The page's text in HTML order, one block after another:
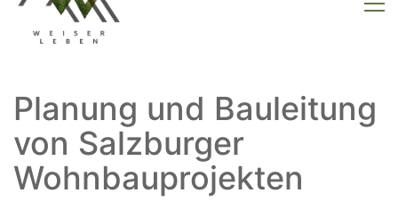
Planung und Bauleitung
von Salzburger
Wohnbauprojekten